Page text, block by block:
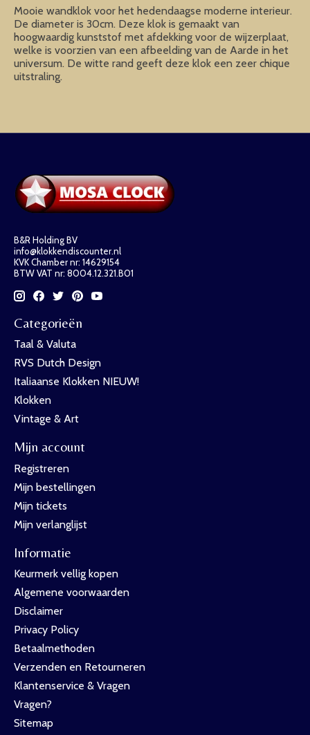
Mooie wandklok voor het hedendaagse moderne interieur.
De diameter is 30cm. Deze klok is gemaakt van
hoogwaardig kunststof met afdekking voor de wijzerplaat,
welke is voorzien van een afbeelding van de Aarde in het
universum. De witte rand geeft deze klok een zeer chique
uitstraling.
B&R Holding BV
info@klokkendiscounter.nl
KVK Chamber nr: 14629154
BTW VAT nr: 8004.12.321.B01
Categorieën
Taal & Valuta
RVS Dutch Design
Italiaanse Klokken NIEUW!
Klokken
Vintage & Art
Mijn account
Registreren
Mijn bestellingen
Mijn tickets
Mijn verlanglijst
Informatie
Keurmerk vellig kopen
Algemene voorwaarden
Disclaimer
Privacy Policy
Betaalmethoden
Verzenden en Retourneren
Klantenservice & Vragen
Vragen?
Sitemap